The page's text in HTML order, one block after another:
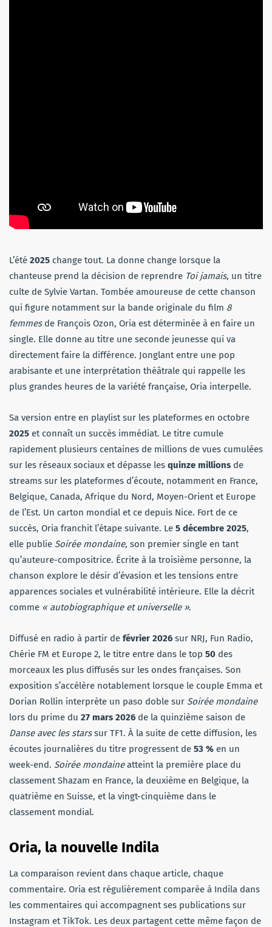
L’été 2025 change tout. La donne change lorsque la
chanteuse prend la décision de reprendre Toi jamais, un titre
culte de Sylvie Vartan. Tombée amoureuse de cette chanson
qui figure notamment sur la bande originale du film 8
femmesde François Ozon, Oria est déterminée à en faire un
single. Elle donne au titre une seconde jeunesse qui va
directement faire la différence. Jonglant entre une pop
arabisante et une interprétation théâtrale qui rappelle les
plus grandes heures de la variété française, Oria interpelle.
Sa version entre en playlist sur les plateformes en octobre
2025 et connaît un succès immédiat. Le titre cumule
rapidement plusieurs centaines de millions de vues cumulées
sur les réseaux sociaux et dépasse les quinze millions de
streams sur les plateformes d’écoute, notamment en France,
Belgique, Canada, Afrique du Nord, Moyen-Orient et Europe
de l’Est. Un carton mondial et ce depuis Nice. Fort de ce
succès, Oria franchit l’étape suivante. Le 5 décembre 2025,
elle publie Soirée mondaine, son premier single en tant
qu’auteure-compositrice. Écrite à la troisième personne, la
chanson explore le désir d’évasion et les tensions entre
apparences sociales et vulnérabilité intérieure. Elle la décrit
comme « autobiographique et universelle ».
Diffusé en radio à partir de février 2026 sur NRJ, Fun Radio,
Chérie FM et Europe 2, le titre entre dans le top 50 des
morceaux les plus diffusés sur les ondes françaises. Son
exposition s’accélère notablement lorsque le couple Emma et
Dorian Rollin interprète un paso doble sur Soirée mondaine
lors du prime du 27 mars 2026 de la quinzième saison de
Danse avec les starssur TF1. À la suite de cette diffusion, les
écoutes journalières du titre progressent de 53 % en un
week-end. Soirée mondaineatteint la première place du
classement Shazam en France, la deuxième en Belgique, la
quatrième en Suisse, et la vingt-cinquième dans le
classement mondial.
Oria, la nouvelle Indila
La comparaison revient dans chaque article, chaque
commentaire. Oria est régulièrement comparée à Indila dans
les commentaires qui accompagnent ses publications sur
Instagram et TikTok. Les deux partagent cette même façon de